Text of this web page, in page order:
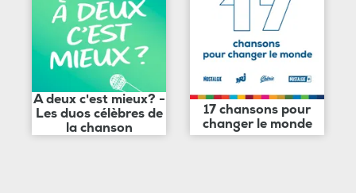
A deux c'est mieux? -
Les duos célèbres de
la chanson
17 chansons pour
changer le monde